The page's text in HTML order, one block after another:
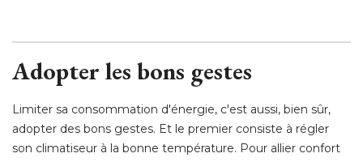
Adopter les bons gestes
Limiter sa consommation d'énergie, c'est aussi, bien sûr,
adopter des bons gestes. Et le premier consiste à régler
son climatiseur à la bonne température. Pour allier confort